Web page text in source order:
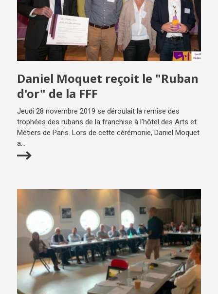
Daniel Moquet reçoit le "Ruban
d'or" de la FFF
Jeudi 28 novembre 2019 se déroulait la remise des
trophées des rubans de la franchise à l'hôtel des Arts et
Métiers de Paris. Lors de cette cérémonie, Daniel Moquet
a...